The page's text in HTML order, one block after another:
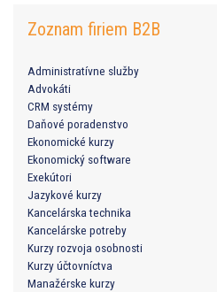
Zoznam firiem B2B
Administratívne služby
Advokáti
CRM systémy
Daňové poradenstvo
Ekonomické kurzy
Ekonomický software
Exekútori
Jazykové kurzy
Kancelárska technika
Kancelárske potreby
Kurzy rozvoja osobnosti
Kurzy účtovníctva
Manažérske kurzy